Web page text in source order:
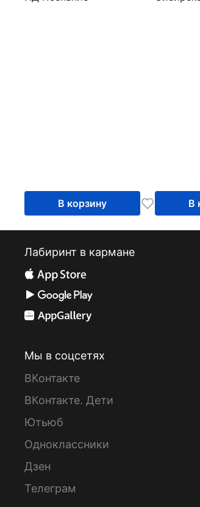
В корзину В
Лабиринт в кармане
Мы в соцсетях
ВКонтакте
ВКонтакте. Дети
Ютьюб
Одноклассники
Дзен
Телеграм